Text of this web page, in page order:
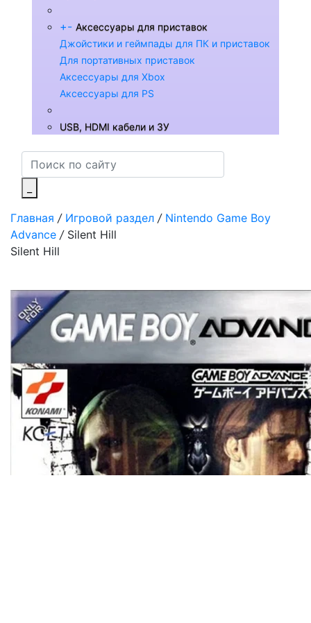
+- Аксессуары для приставок
Джойстики и геймпады для ПК и приставок
Для портативных приставок
Аксессуары для Xbox
Аксессуары для PS
USB, HDMI кабели и ЗУ
Главная / Игровой раздел / Nintendo Game Boy
Advance / Silent Hill
Silent Hill